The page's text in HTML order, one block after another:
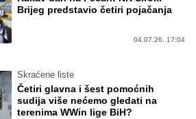
Brijeg predstavio četiri pojačanja
04.07.26. 17:04
Skraćene liste
Četiri glavna i šest pomoćnih
sudija više nećemo gledati na
terenima WWin lige BiH?